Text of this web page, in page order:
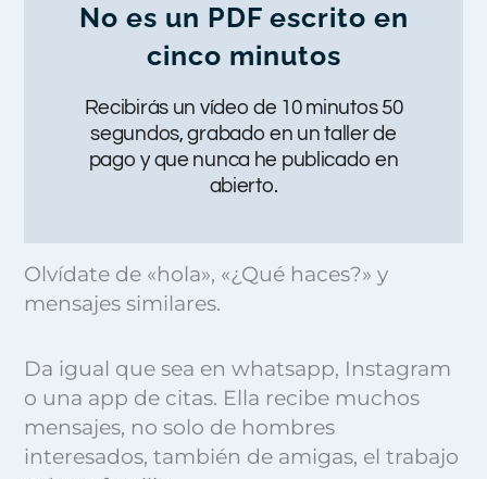
No es un PDF escrito en
cinco minutos
Recibirás un vídeo de 10 minutos 50
segundos, grabado en un taller de
pago y que nunca he publicado en
abierto.
Olvídate de «hola», «¿Qué haces?» y
mensajes similares.
Da igual que sea en whatsapp, Instagram
o una app de citas. Ella recibe muchos
mensajes, no solo de hombres
interesados, también de amigas, el trabajo